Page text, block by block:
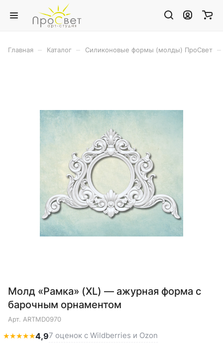
Главная Каталог Силиконовые формы (молды) ПроСвет
Молд «Рамка» (XL) — ажурная форма с
барочным орнаментом
Арт. ARTMD0970
★★★★★4,97 оценок с Wildberries и Ozon